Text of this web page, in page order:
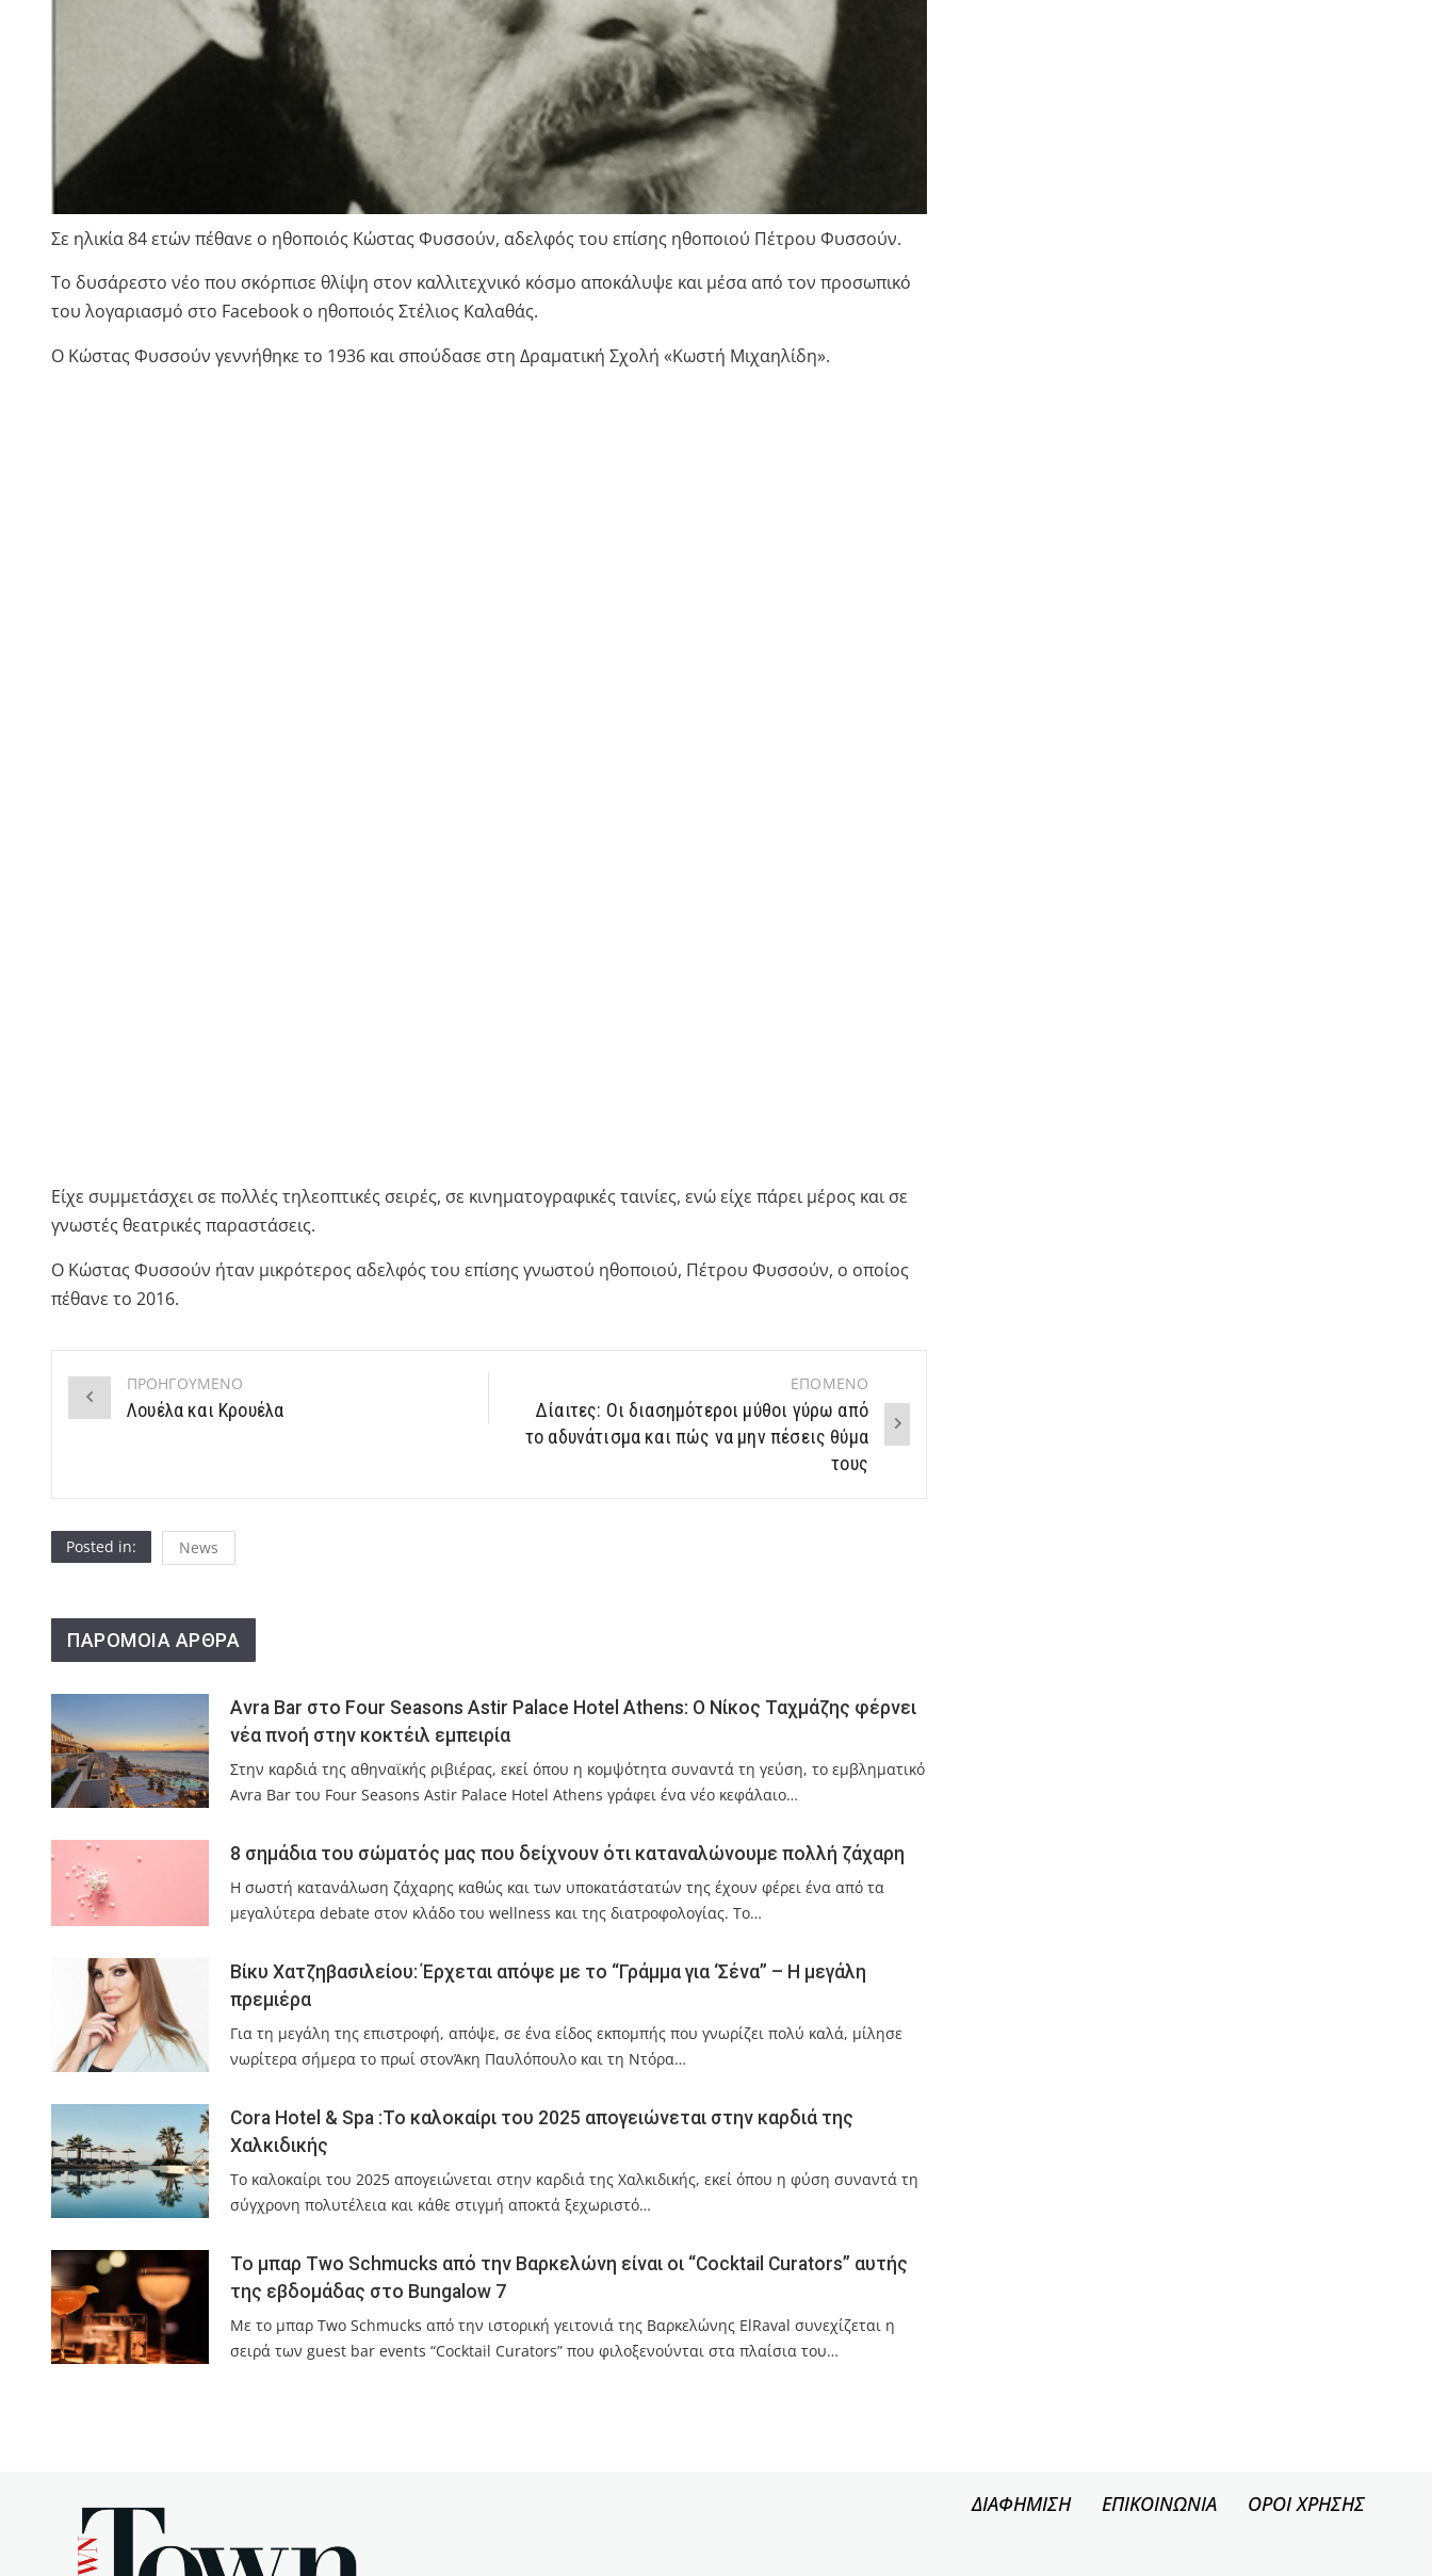
Σε ηλικία 84 ετών πέθανε ο ηθοποιός Κώστας Φυσσούν, αδελφός του επίσης ηθοποιού Πέτρου Φυσσούν.
Το δυσάρεστο νέο που σκόρπισε θλίψη στον καλλιτεχνικό κόσμο αποκάλυψε και μέσα από τον προσωπικό
του λογαριασμό στο Facebook ο ηθοποιός Στέλιος Καλαθάς.
Ο Κώστας Φυσσούν γεννήθηκε το 1936 και σπούδασε στη Δραματική Σχολή «Κωστή Μιχαηλίδη».
Είχε συμμετάσχει σε πολλές τηλεοπτικές σειρές, σε κινηματογραφικές ταινίες, ενώ είχε πάρει μέρος και σε
γνωστές θεατρικές παραστάσεις.
O Κώστας Φυσσούν ήταν μικρότερος αδελφός του επίσης γνωστού ηθοποιού, Πέτρου Φυσσούν, ο οποίος
πέθανε το 2016.
Post
ΠΡΟΗΓΟΥΜΕΝΟ
Λουέλα και Κρουέλα
ΕΠΟΜΕΝΟ
Δίαιτες: Οι διασημότεροι μύθοι γύρω από
το αδυνάτισμα και πώς να μην πέσεις θύμα
τους
Posted in: News
ΠΑΡΟΜΟΙΑ ΑΡΘΡΑ
Avra Bar στο Four Seasons Astir Palace Hotel Athens: Ο Νίκος Ταχμάζης φέρνει
νέα πνοή στην κοκτέιλ εμπειρία
Στην καρδιά της αθηναϊκής ριβιέρας, εκεί όπου η κομψότητα συναντά τη γεύση, το εμβληματικό
Avra Bar του Four Seasons Astir Palace Hotel Athens γράφει ένα νέο κεφάλαιο…
8 σημάδια του σώματός μας που δείχνουν ότι καταναλώνουμε πολλή ζάχαρη
Η σωστή κατανάλωση ζάχαρης καθώς και των υποκατάστατών της έχουν φέρει ένα από τα
μεγαλύτερα debate στον κλάδο του wellness και της διατροφολογίας. Το…
Βίκυ Χατζηβασιλείου: Έρχεται απόψε με το “Γράμμα για ‘Σένα” – Η μεγάλη
πρεμιέρα
Για τη μεγάλη της επιστροφή, απόψε, σε ένα είδος εκπομπής που γνωρίζει πολύ καλά, μίλησε
νωρίτερα σήμερα το πρωί στονΆκη Παυλόπουλο και τη Ντόρα…
Cora Hotel & Spa :Το καλοκαίρι του 2025 απογειώνεται στην καρδιά της
Χαλκιδικής
Το καλοκαίρι του 2025 απογειώνεται στην καρδιά της Χαλκιδικής, εκεί όπου η φύση συναντά τη
σύγχρονη πολυτέλεια και κάθε στιγμή αποκτά ξεχωριστό…
Το μπαρ Two Schmucks από την Βαρκελώνη είναι οι “Cocktail Curators” αυτής
της εβδομάδας στο Bungalow 7
Με το μπαρ Two Schmucks από την ιστορική γειτονιά της Βαρκελώνης ElRaval συνεχίζεται η
σειρά των guest bar events “Cocktail Curators” που φιλοξενούνται στα πλαίσια του…
ΔΙΑΦΗΜΙΣΗ ΕΠΙΚΟΙΝΩΝΙΑ ΟΡΟΙ ΧΡΗΣΗΣ